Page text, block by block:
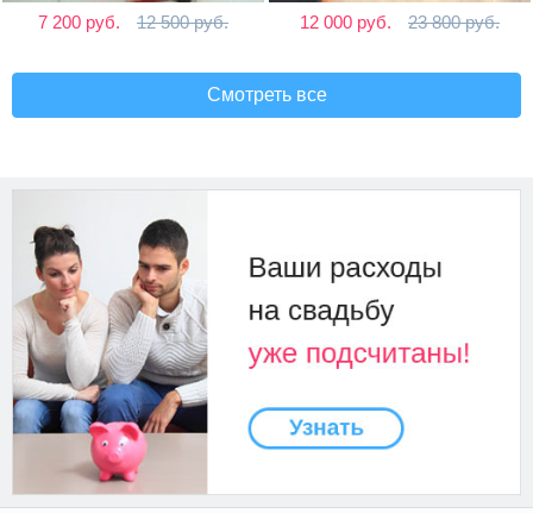
7 200 руб. 12 500 руб. 12 000 руб. 23 800 руб.
Смотреть все